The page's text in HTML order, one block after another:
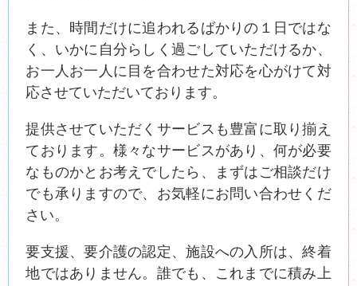
また、時間だけに追われるばかりの１日ではな
く、いかに自分らしく過ごしていただけるか、
お一人お一人に目を合わせた対応を心がけて対
応させていただいております。
提供させていただくサービスも豊富に取り揃え
ております。様々なサービスがあり、何が必要
なものかとお考えでしたら、まずはご相談だけ
でも承りますので、お気軽にお問い合わせくだ
さい。
要支援、要介護の認定、施設への入所は、終着
地ではありません。誰でも、これまでに積み上